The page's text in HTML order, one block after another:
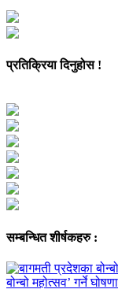
प्रतिक्रिया दिनुहोस !
सम्बन्धित शीर्षकहरु :